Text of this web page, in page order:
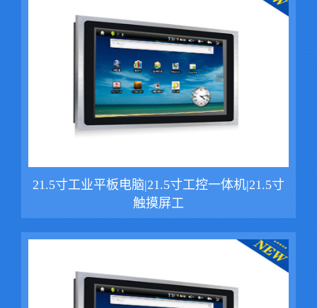
21.5寸工业平板电脑|21.5寸工控一体机|21.5寸
触摸屏工